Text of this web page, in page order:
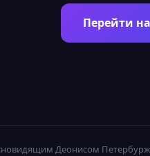
Перейти
Деонисом